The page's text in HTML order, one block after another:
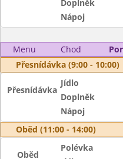
Doplněk
Nápoj
Menu Chod
Přesnídávka (9:00 - 10:00)
Přesnídávka
Jídlo
Doplněk
Nápoj
Oběd (11:00 - 14:00)
Oběd
Polévka